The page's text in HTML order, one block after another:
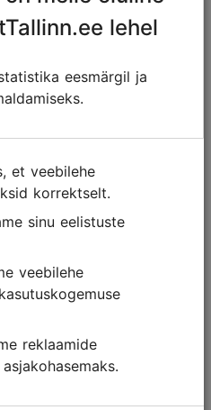
restorani- ning
omandanud kogemusi
ja kujundavad nüüd
Olulised märksõnad on
mõjud Skandinaavia,
leiab siit suurepäraseid
kulinaarset
võid leida
tunda tsaariaegses
värskelt röstitud
lehel
eesmärgil ja
korrektselt.